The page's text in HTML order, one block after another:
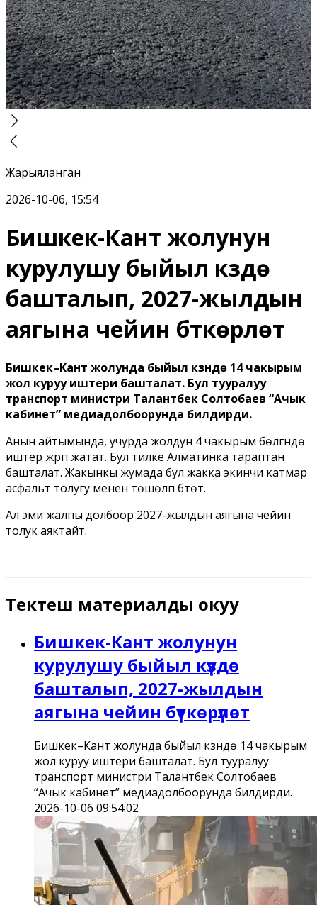
Жарыяланган
2026-10-06, 15:54
Бишкек-Кант жолунун
курулушу быйыл күздө
башталып, 2027-жылдын
аягына чейин бүткөрүлөт
Бишкек–Кант жолунда быйыл күзүндө 14 чакырым
жол куруу иштери башталат. Бул тууралуу
транспорт министри Талантбек Солтобаев “Ачык
кабинет” медиадолбоорунда билдирди.
Анын айтымында, учурда жолдун 4 чакырым бөлүгүндө
иштер жүрүп жатат. Бул тилке Алматинка тараптан
башталат. Жакынкы жумада бул жакка экинчи катмар
асфальт толугу менен төшөлүп бүтөт.
Ал эми жалпы долбоор 2027-жылдын аягына чейин
толук аяктайт.
Тектеш материалды окуу
Бишкек-Кант жолунун
курулушу быйыл күздө
башталып, 2027-жылдын
аягына чейин бүткөрүлөт
Бишкек–Кант жолунда быйыл күзүндө 14 чакырым
жол куруу иштери башталат. Бул тууралуу
транспорт министри Талантбек Солтобаев
“Ачык кабинет” медиадолбоорунда билдирди.
2026-10-06 09:54:02